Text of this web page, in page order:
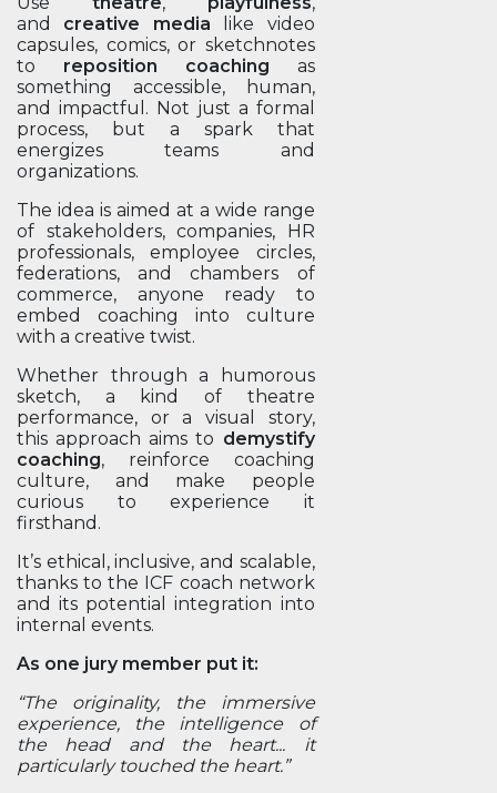
and creative media like video
capsules, comics, or sketchnotes
to reposition coaching as
something accessible, human,
and impactful. Not just a formal
process, but a spark that
energizes teams and
organizations.
The idea is aimed at a wide range
of stakeholders, companies, HR
professionals, employee circles,
federations, and chambers of
commerce, anyone ready to
embed coaching into culture
with a creative twist.
Whether through a humorous
sketch, a kind of theatre
performance, or a visual story,
this approach aims to demystify
coaching, reinforce coaching
culture, and make people
curious to experience it
firsthand.
It’s ethical, inclusive, and scalable,
thanks to the ICF coach network
and its potential integration into
internal events.
As one jury member put it:
“The originality, the immersive
experience, the intelligence of
the head and the heart... it
particularly touched the heart.”